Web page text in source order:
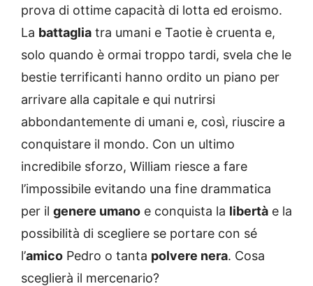
prova di ottime capacità di lotta ed eroismo.
La battaglia tra umani e Taotie è cruenta e,
solo quando è ormai troppo tardi, svela che le
bestie terrificanti hanno ordito un piano per
arrivare alla capitale e qui nutrirsi
abbondantemente di umani e, così, riuscire a
conquistare il mondo. Con un ultimo
incredibile sforzo, William riesce a fare
l’impossibile evitando una fine drammatica
per il genere umano e conquista la libertà e la
possibilità di scegliere se portare con sé
l’amico Pedro o tanta polvere nera. Cosa
sceglierà il mercenario?